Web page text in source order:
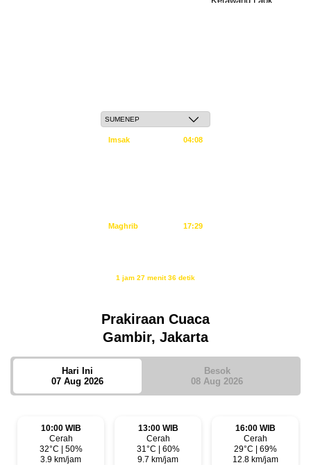
Imsak 04:08
Maghrib 17:29
1 jam 27 menit 36 detik
Prakiraan Cuaca
Gambir, Jakarta
Hari Ini
07 Aug 2026
Besok
08 Aug 2026
10:00 WIB
Cerah
32°C | 50%
3.9 km/jam
13:00 WIB
Cerah
31°C | 60%
9.7 km/jam
16:00 WIB
Cerah
29°C | 69%
12.8 km/jam